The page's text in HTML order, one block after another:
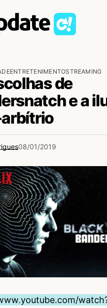
ENTRETENIMENTOSTREAMING
de
e a
08/01/2019